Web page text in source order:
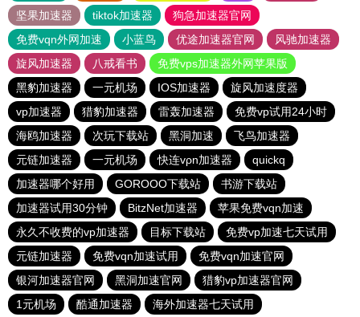
坚果加速器
tiktok加速器
狗急加速器官网
免费vqn外网加速
小蓝鸟 优途加速器官网
风驰加速器
旋风加速器
八戒看书
免费vps加速器外网苹果版
黑豹加速器
一元机场 IOS加速器
旋风加速度器
vp加速器
猎豹加速器 雷轰加速器
免费vp试用24小时
海鸥加速器
次玩下载站 黑洞加速
飞鸟加速器
元链加速器
一元机场 快连vρn加速器
quickq
加速器哪个好用
GOROOO下载站
书游下载站
加速器试用30分钟
BitzNet加速器
苹果免费vqn加速
永久不收费的vp加速器
目标下载站
免费vp加速七天试用
元链加速器
免费vqn加速试用
免费vqn加速官网
银河加速器官网
黑洞加速官网
猎豹vp加速器官网
1元机场
酷通加速器 海外加速器七天试用